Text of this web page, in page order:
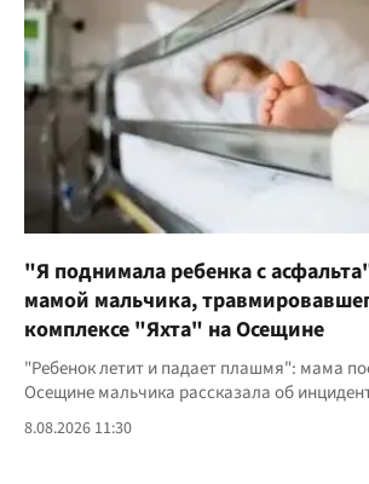
"Я поднимала ребенка с
мамой мальчика,
комплексе "Яхта" на Осещине
"Ребенок летит и падает плашмя": мама
Осещине мальчика рассказала об
8.08.2026 11:30